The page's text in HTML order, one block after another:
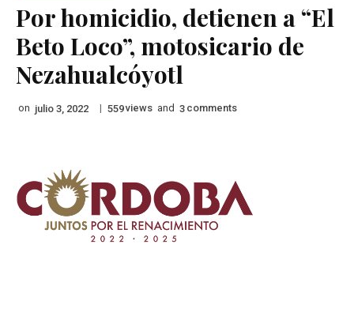
Por homicidio, detienen a “El
Beto Loco”, motosicario de
Nezahualcóyotl
on julio 3, 2022 | 559views and 3 comments